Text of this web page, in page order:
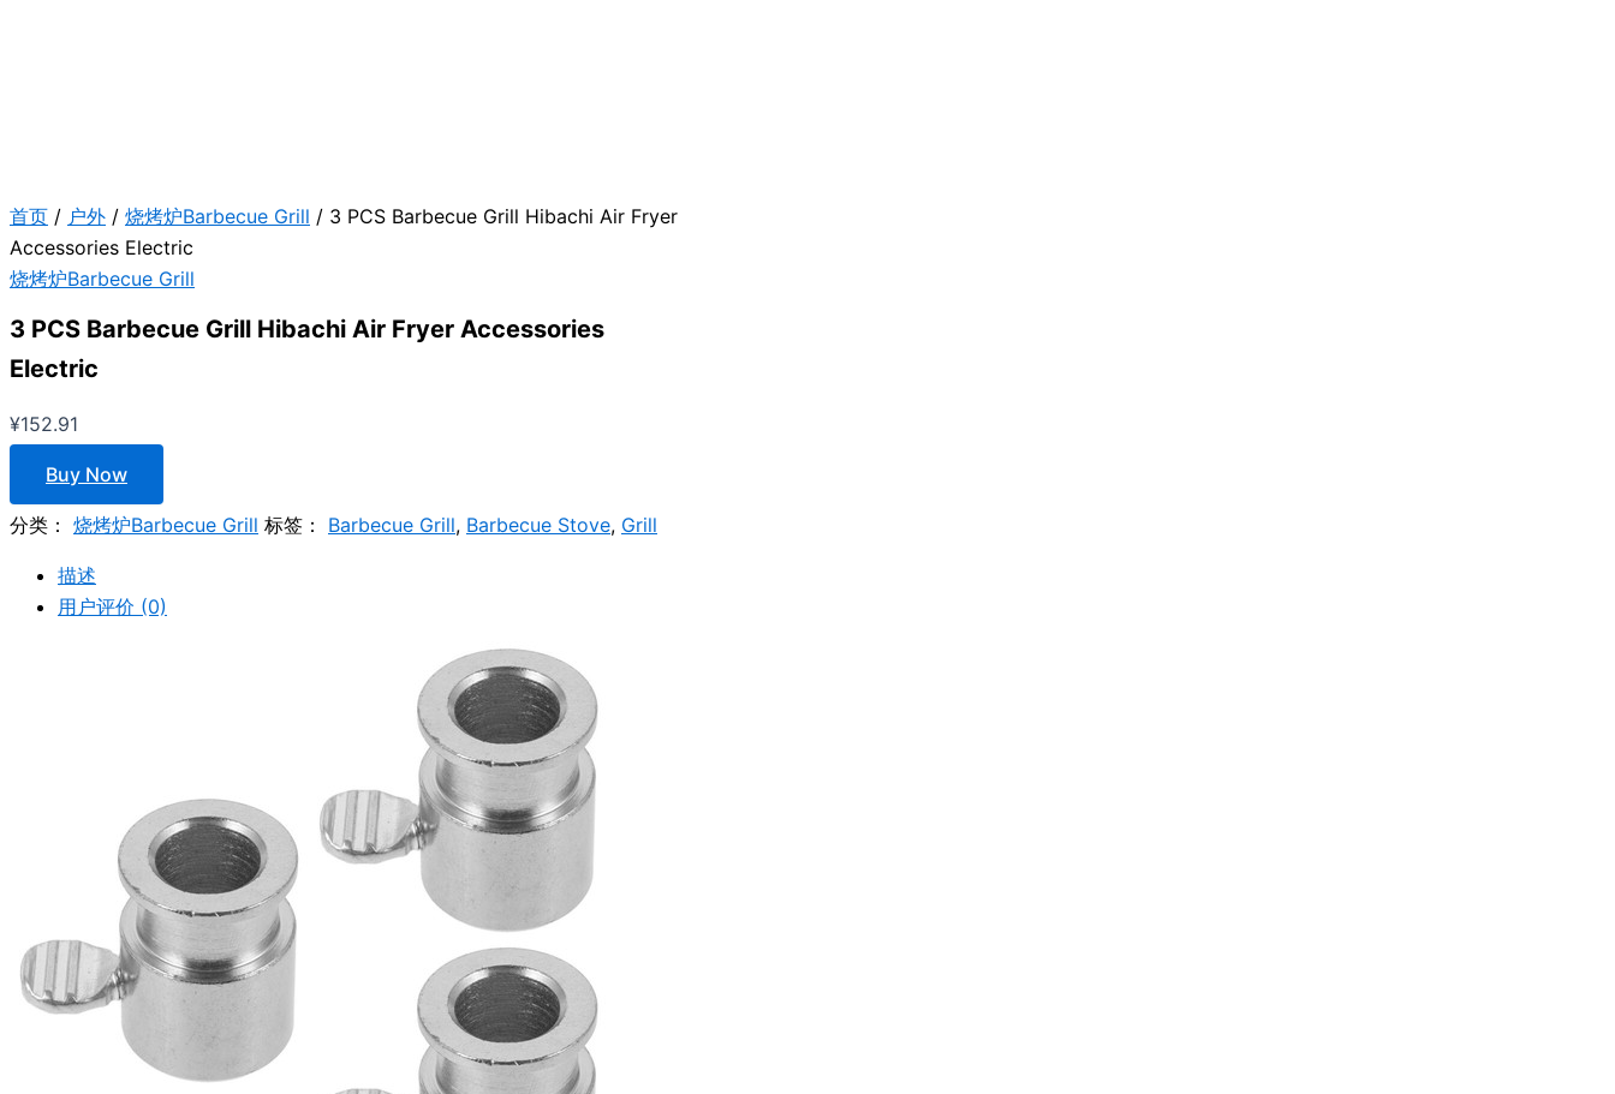
首页 / 户外 / 烧烤炉Barbecue Grill / 3 PCS Barbecue Grill Hibachi Air Fryer
Accessories Electric
烧烤炉Barbecue Grill
3 PCS Barbecue Grill Hibachi Air Fryer Accessories
Electric
¥152.91
Buy Now
分类： 烧烤炉Barbecue Grill 标签： Barbecue Grill, Barbecue Stove, Grill
描述
用户评价 (0)